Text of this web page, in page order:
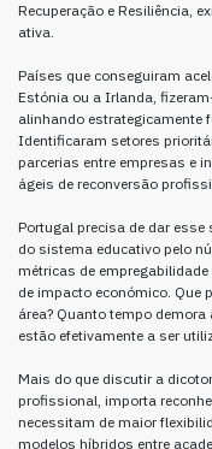
Recuperação e Resiliência,
ativa.
Países que conseguiram
Estónia ou a Irlanda,
alinhando estrategicamente
Identificaram setores
parcerias entre empresas e
ágeis de reconversão
Portugal precisa de dar
do sistema educativo pelo
métricas de
de impacto económico. Que
área? Quanto tempo
estão efetivamente a ser
Mais do que discutir a
profissional, importa
necessitam de maior
modelos híbridos entre